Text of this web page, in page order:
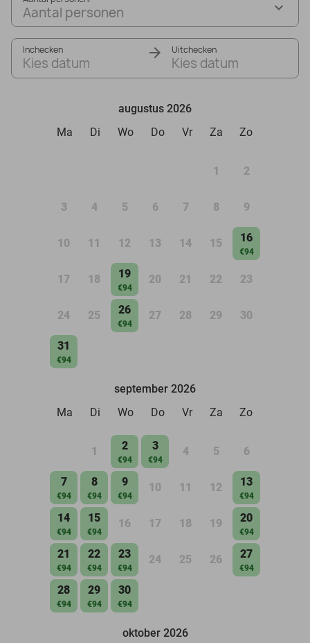
Aantal personen
Inchecken
Kies datum
Uitchecken
Kies datum
augustus 2026
Ma
Di Wo Do Vr Za Zo
1 2
3 4 5 6 7 8 9
10 11 12 13 14 15 16
€94
17 18 19
€94
20 21 22 23
24 25 26
€94
27 28 29 30
31
€94
september 2026
Ma
Di Wo Do Vr Za Zo
1 2
€94
3
€94
4 5 6
7
€94
8
€94
9
€94
10 11 12 13
€94
14
€94
15
€94
16 17 18 19 20
€94
21
€94
22
€94
23
€94
24 25 26 27
€94
28
€94
29
€94
30
€94
oktober 2026